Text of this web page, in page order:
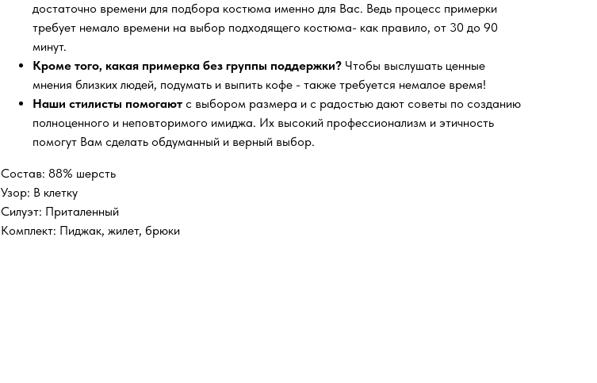
достаточно времени для подбора костюма именно для Вас. Ведь процесс примерки
требует немало времени на выбор подходящего костюма- как правило, от 30 до 90
минут.
Кроме того, какая примерка без группы поддержки? Чтобы выслушать ценные
мнения близких людей, подумать и выпить кофе - также требуется немалое время!
Наши стилисты помогают с выбором размера и с радостью дают советы по созданию
полноценного и неповторимого имиджа. Их высокий профессионализм и этичность
помогут Вам сделать обдуманный и верный выбор.
Состав: 88% шерсть
Узор: В клетку
Силуэт: Приталенный
Комплект: Пиджак, жилет, брюки